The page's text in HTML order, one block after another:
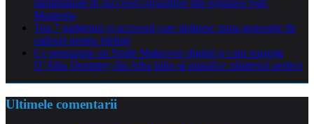
săptămânale în succesul cursanților din regiunea Sud-
Muntenia
Top 7 gadgeturi și accesorii care definesc noua generație de
cadouri pentru bărbați
Ce presupune un Smile Makeover digital și cum reușește
D’Alba Dentistry din Alba Iulia să planifice zâmbetul perfect
Ultimele comentarii